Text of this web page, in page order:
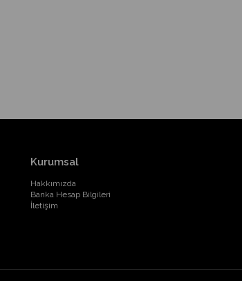
Kurumsal
Hakkımızda
Banka Hesap Bilgileri
İletişim